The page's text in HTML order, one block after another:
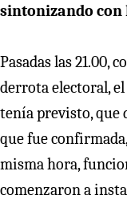
sintonizando con
Pasadas las 21.00,
derrota electoral,
tenía previsto, que
que fue
misma hora,
comenzaron a